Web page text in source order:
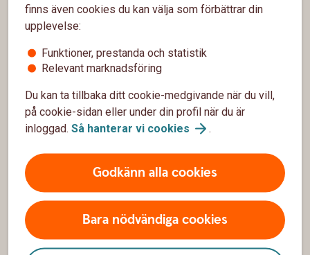
finns även cookies du kan välja som förbättrar din
upplevelse:
Funktioner, prestanda och statistik
Relevant marknadsföring
Du kan ta tillbaka ditt cookie-medgivande när du vill,
på cookie-sidan eller under din profil när du är
inloggad. Så hanterar vi cookies .
Godkänn alla cookies
Bara nödvändiga cookies
Kundservice
Hitta bankkontor
Bli kund
Priser, räntor och kurser
Om oss
Om Sörmlands Sparbank
Hållbarhet